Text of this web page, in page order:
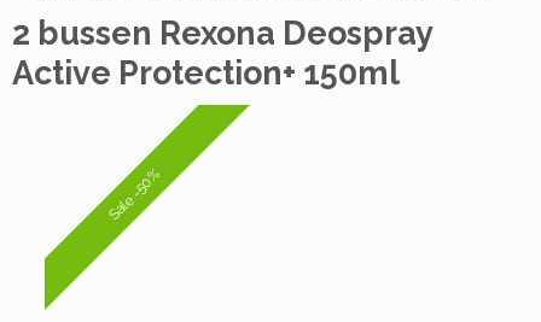
2 bussen Rexona Deospray
Active Protection+ 150ml
Sale -50%